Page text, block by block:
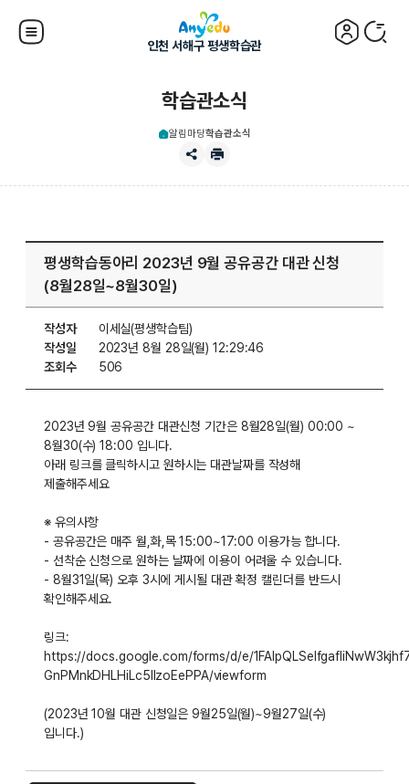
인천 서해구 평생학습관
학습관소식
알림마당학습관소식
평생학습동아리 2023년 9월 공유공간 대관 신청
(8월28일~8월30일)
작성자
이세실(평생학습팀)
작성일
2023년 8월 28일(월) 12:29:46
조회수
506
2023년 9월 공유공간 대관신청 기간은 8월28일(월) 00:00 ~
8월30(수) 18:00 입니다.
아래 링크를 클릭하시고 원하시는 대관날짜를 작성해
제출해주세요
※ 유의사항
- 공유공간은 매주 월,화,목 15:00~17:00 이용가능 합니다.
- 선착순 신청으로 원하는 날짜에 이용이 어려울 수 있습니다.
- 8월31일(목) 오후 3시에 게시될 대관 확정 캘린더를 반드시
확인해주세요.
링크:
https://docs.google.com/forms/d/e/
GnPMnkDHLHiLc5IlzoEePPA/viewform
(2023년 10월 대관 신청일은 9월25일(월)~9월27일(수)
입니다.)